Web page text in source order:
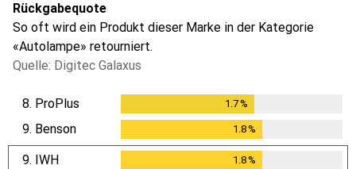
Rückgabequote
So oft wird ein Produkt dieser Marke in der Kategorie
«Autolampe» retourniert.
Quelle: Digitec Galaxus
8. ProPlus 1.7%
9. Benson 1.8%
9. IWH 1.8%